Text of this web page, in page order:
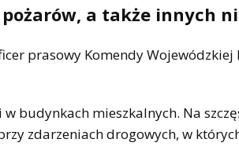
a także innych
prasowy Komendy Wojewódzkiej
budynkach mieszkalnych. Na
zdarzeniach drogowych, w